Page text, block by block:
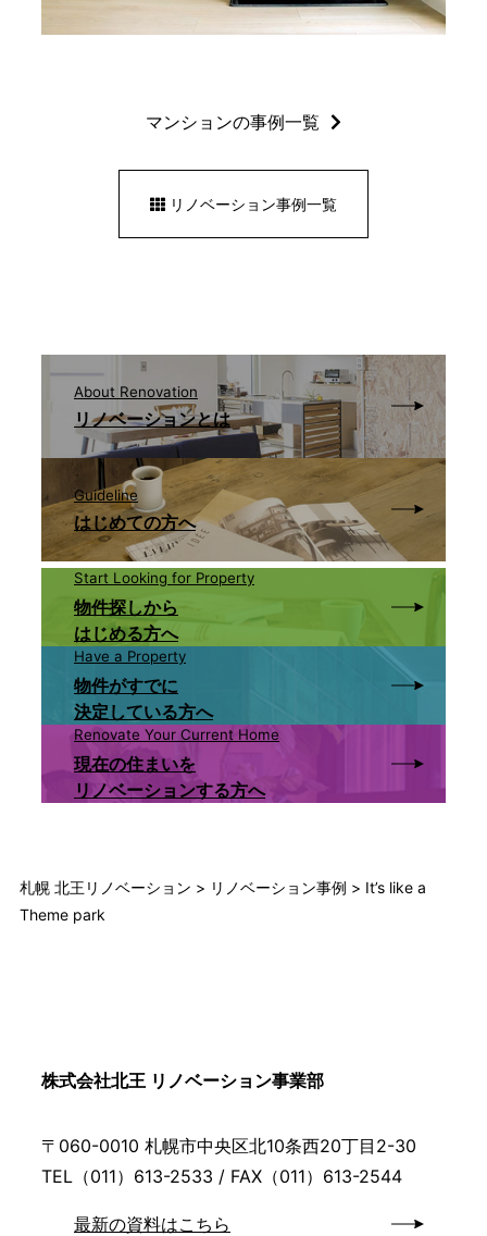
マンションの事例一覧
リノベーション事例一覧
About Renovation
リノベーションとは
Guideline
はじめての方へ
Start Looking for Property
物件探しから
はじめる方へ
Have a Property
物件がすでに
決定している方へ
Renovate Your Current Home
現在の住まいを
リノベーションする方へ
札幌 北王リノベーション > リノベーション事例 > It’s like a
Theme park
株式会社北王 リノベーション事業部
〒060-0010 札幌市中央区北10条西20丁目2-30
TEL（011）613-2533 / FAX（011）613-2544
最新の資料はこちら